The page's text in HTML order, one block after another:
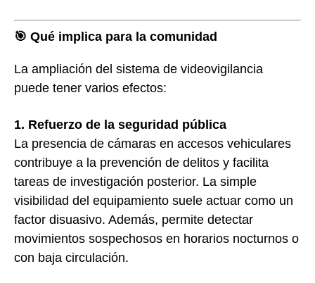
🎯 Qué implica para la comunidad
La ampliación del sistema de videovigilancia
puede tener varios efectos:
1. Refuerzo de la seguridad pública
La presencia de cámaras en accesos vehiculares
contribuye a la prevención de delitos y facilita
tareas de investigación posterior. La simple
visibilidad del equipamiento suele actuar como un
factor disuasivo. Además, permite detectar
movimientos sospechosos en horarios nocturnos o
con baja circulación.